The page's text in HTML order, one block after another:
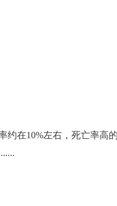
约在10%左右，死亡率高